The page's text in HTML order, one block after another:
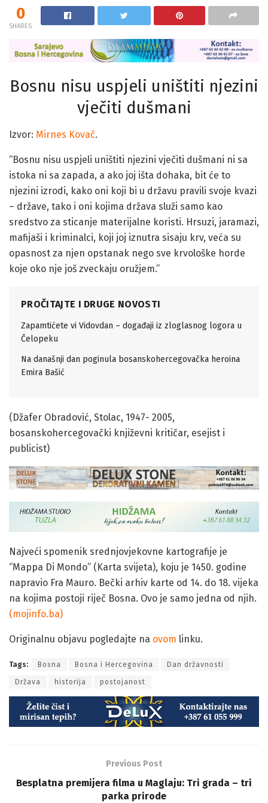
0
SHARES
Bosnu nisu uspjeli uništiti njezini
vječiti dušmani
Izvor: Mirnes Kovač.
“Bosnu nisu uspjeli uništiti njezini vječiti dušmani ni sa
istoka ni sa zapada, a ako joj išta dohaka, bit će to
njezini izrodi, kako oni koji bi u državu pravili svoje kvazi
– države, tako i oni kojima država služi samo kao
sredstvo za sticanje materijalne koristi. Hrsuzi, jaramazi,
mafijaši i kriminalci, koji joj iznutra sisaju krv, veća su
opasnost za njen opstanak nego sve krvološke horde
koje oko nje još zveckaju oružjem.”
PROČITAJTE I DRUGE NOVOSTI
Zapamtićete vi Vidovdan – događaji iz zloglasnog logora u
Čelopeku
Na današnji dan poginula bosanskohercegovačka heroina
Emira Bašić
(Džafer Obradović, Stolac, 1947- 2005,
bosanskohercegovački književni kritičar, esejist i
publicist)
Najveći spomenik srednjovjekovne kartografije je
“Mappa Di Mondo” (Karta svijeta), koju je 1450. godine
napravio Fra Mauro. Bečki arhiv karte od 14. do 18. vijeka
na kojima postoji riječ Bosna. Ovo je samo jedna od njih.
(mojinfo.ba)
Originalnu objavu pogledajte na ovom linku.
Tags: Bosna Bosna i Hercegovina Dan državnosti
Država historija postojanost
Previous Post
Besplatna premijera filma u Maglaju: Tri grada – tri
parka prirode